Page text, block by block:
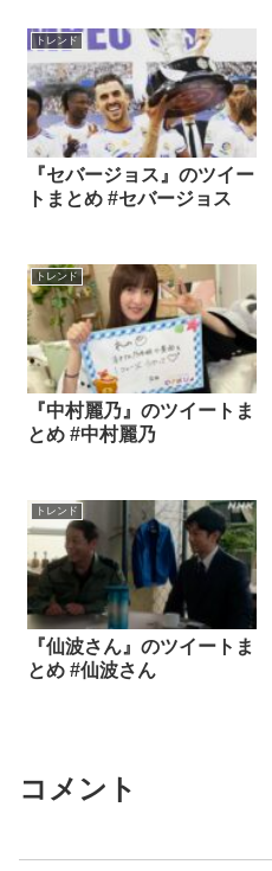
トレンド
『セバージョス』のツイー
トまとめ #セバージョス
トレンド
『中村麗乃』のツイートま
とめ #中村麗乃
トレンド
『仙波さん』のツイートま
とめ #仙波さん
コメント